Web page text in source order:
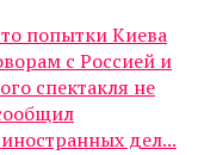
попытки Киева
с Россией и
спектакля не
дел...